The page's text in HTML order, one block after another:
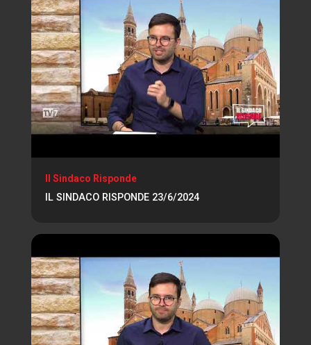
Il Sindaco Risponde
IL SINDACO RISPONDE 23/6/2024